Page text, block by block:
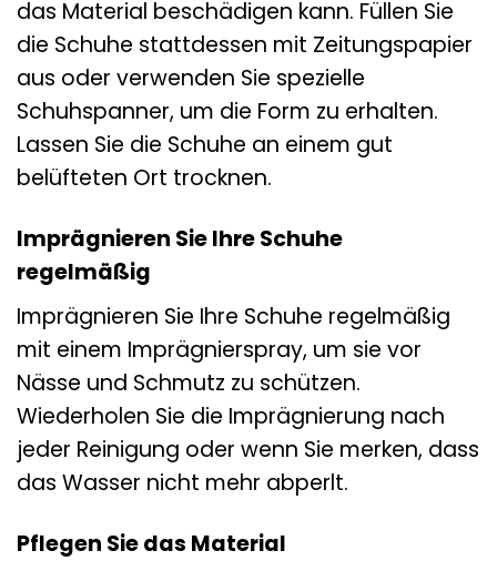
das Material beschädigen kann. Füllen Sie
die Schuhe stattdessen mit Zeitungspapier
aus oder verwenden Sie spezielle
Schuhspanner, um die Form zu erhalten.
Lassen Sie die Schuhe an einem gut
belüfteten Ort trocknen.
Imprägnieren Sie Ihre Schuhe
regelmäßig
Imprägnieren Sie Ihre Schuhe regelmäßig
mit einem Imprägnierspray, um sie vor
Nässe und Schmutz zu schützen.
Wiederholen Sie die Imprägnierung nach
jeder Reinigung oder wenn Sie merken, dass
das Wasser nicht mehr abperlt.
Pflegen Sie das Material